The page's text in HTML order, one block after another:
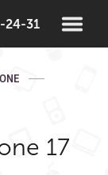
24-31
17